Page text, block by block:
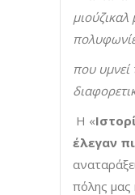
που
Η «
έλεγαν
πόλης μας